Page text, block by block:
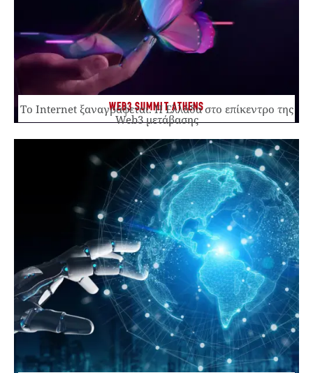
WEB3 SUMMIT ATHENS
Το Internet ξαναγράφεται. Η Ελλάδα στο επίκεντρο της
Web3 μετάβασης